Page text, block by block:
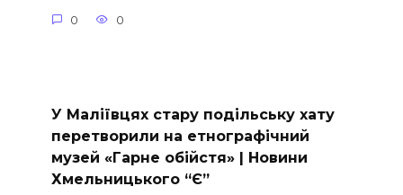
0 0
У Маліївцях стару подільську хату
перетворили на етнографічний
музей «Гарне обійстя» | Новини
Хмельницького “Є”